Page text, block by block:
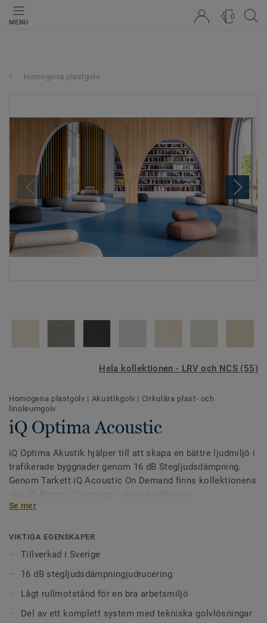
MENU
0
Homogena plastgolv
Hela kollektionen - LRV och NCS (55)
Homogena plastgolv | Akustikgolv | Cirkulära plast- och
linoleumgolv
iQ Optima Acoustic
iQ Optima Akustik hjälper till att skapa en bättre ljudmiljö i
trafikerade byggnader genom 16 dB Stegljudsdämpning.
Genom Tarkett iQ Acoustic On Demand finns kollektionens
högtrafikerade miljöer i exempelvis skolor och
erbjuder samma enkla och kostnadseffektiva underhåll
som den kompakta iQ Optima-kollektionen, tack vare den
unika möjligheten till torrpolering.
Se mer
VIKTIGA EGENSKAPER
Tillverkad i Sverige
16 dB stegljudsdämpningjudrucering
Lågt rullmotstånd för en bra arbetsmiljö
Del av ett komplett system med tekniska golvlösningar